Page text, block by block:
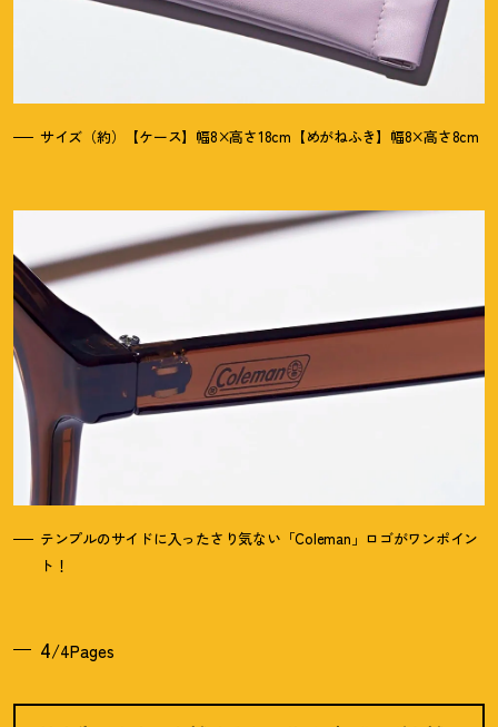
サイズ（約）【ケース】幅8×高さ18cm【めがねふき】幅8×高さ8cm
テンプルのサイドに入ったさり気ない「Coleman」ロゴがワンポイン
ト ！
4/4Pages